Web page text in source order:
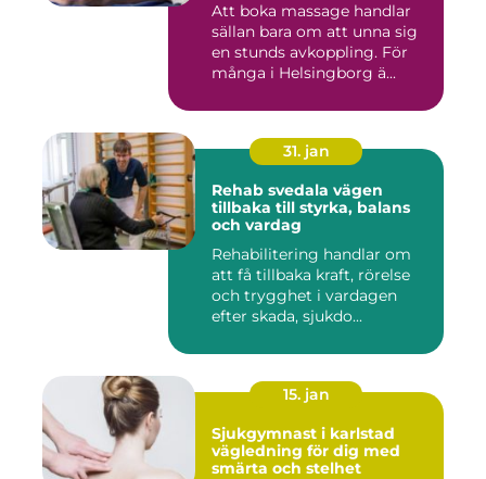
Att boka massage handlar
sällan bara om att unna sig
en stunds avkoppling. För
många i Helsingborg ä...
31. jan
Rehab svedala vägen
tillbaka till styrka, balans
och vardag
Rehabilitering handlar om
att få tillbaka kraft, rörelse
och trygghet i vardagen
efter skada, sjukdo...
15. jan
Sjukgymnast i karlstad
vägledning för dig med
smärta och stelhet